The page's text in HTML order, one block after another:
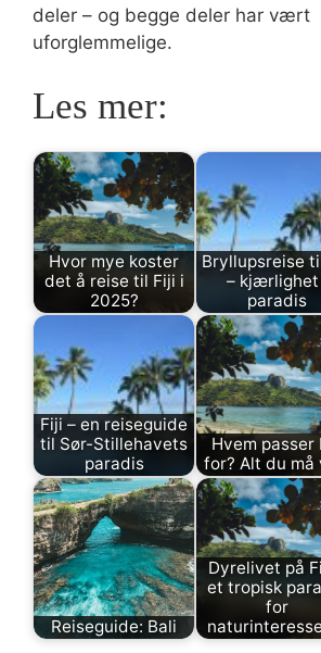
deler – og begge deler har vært
uforglemmelige.
Les mer:
Hvor mye koster
det å reise til Fiji i
2025?
Bryllupsreise
– kjærlighet
paradis
Fiji – en reiseguide
til Sør-Stillehavets
paradis
Hvem passer
for? Alt du må
Reiseguide: Bali
Dyrelivet på
et tropisk
for